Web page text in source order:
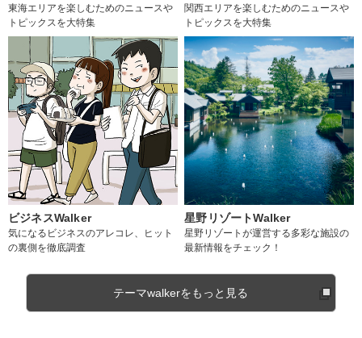
東海エリアを楽しむためのニュースや
トピックスを大特集
関西エリアを楽しむためのニュースや
トピックスを大特集
ビジネスWalker
気になるビジネスのアレコレ、ヒット
の裏側を徹底調査
星野リゾートWalker
星野リゾートが運営する多彩な施設の
最新情報をチェック！
テーマwalkerをもっと見る